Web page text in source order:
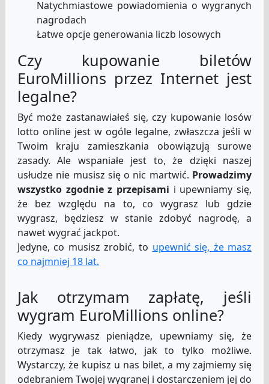
Natychmiastowe powiadomienia o wygranych
nagrodach
Łatwe opcje generowania liczb losowych
Czy kupowanie biletów
EuroMillions przez Internet jest
legalne?
Być może zastanawiałeś się, czy kupowanie losów
lotto online jest w ogóle legalne, zwłaszcza jeśli w
Twoim kraju zamieszkania obowiązują surowe
zasady. Ale wspaniałe jest to, że dzięki naszej
usłudze nie musisz się o nic martwić. Prowadzimy
wszystko zgodnie z przepisami i upewniamy się,
że bez względu na to, co wygrasz lub gdzie
wygrasz, będziesz w stanie zdobyć nagrodę, a
nawet wygrać jackpot.
Jedyne, co musisz zrobić, to upewnić się, że masz
co najmniej 18 lat.
Jak otrzymam zapłatę, jeśli
wygram EuroMillions online?
Kiedy wygrywasz pieniądze, upewniamy się, że
otrzymasz je tak łatwo, jak to tylko możliwe.
Wystarczy, że kupisz u nas bilet, a my zajmiemy się
odebraniem Twojej wygranej i dostarczeniem jej do